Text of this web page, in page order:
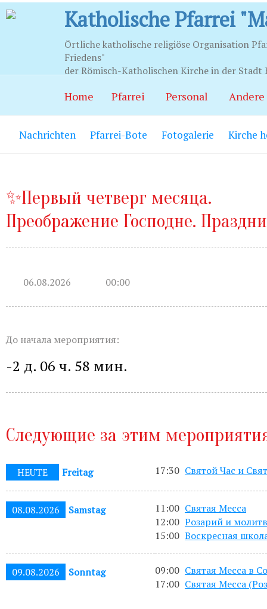
Katholische Pfarrei
Örtliche katholische religiöse Organisation
Friedens"
der Römisch-Katholischen Kirche in der Stadt
Home Pfarrei Personal
Nachrichten Pfarrei-Bote Fotogalerie Kirche
✨Первый четверг месяца.
Преображение Господне.
06.08.2026 00:00
До начала мероприятия:
-2 д. 06 ч. 58 мин.
Следующие за этим
HEUTE Freitag 17:30 Святой Час и
08.08.2026 Samstag 11:00 Святая Месса
12:00 Розарий и
15:00 Воскресная
09.08.2026 Sonntag 09:00 Святая Месса в
17:00 Святая Месса
Stunden
Храм:Главный вход на
Часовня Св.Серафима Саровского:
21.00.
06.00 до 22.00 (по звонку
Социальный работник:
до 20.00.
Бухгалтерия:
Гуманитарная помощь:
Непрестанное поклонение: